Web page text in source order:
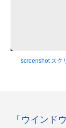
screenshot スク
「ウインド